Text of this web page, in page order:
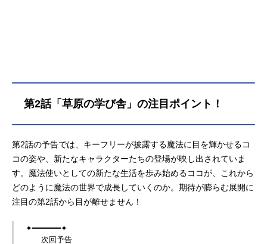
第2話「草原の学び舎」の注目ポイント！
第2話の予告では、キーフリーが披露する魔法に目を輝かせるコ
コの姿や、新たなキャラクターたちの登場が映し出されていま
す。魔法使いとしての新たな生活を歩み始めるココが、これから
どのように魔法の世界で成長していくのか。期待が膨らむ展開に
注目の第2話から目が離せません！
✦━━━━━━✦
次回予告